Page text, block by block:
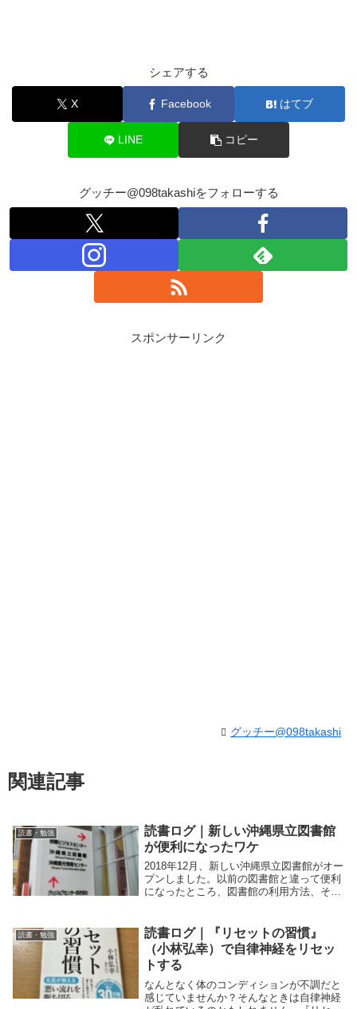
シェアする
X Facebook はてブ
LINE コピー
グッチー@098takashiをフォローする
スポンサーリンク
グッチー@098takashi
関連記事
読書・勉強
読書ログ｜新しい沖縄県立図書館
が便利になったワケ
2018年12月、新しい沖縄県立図書館がオー
プンしました。以前の図書館と違って便利
になったところ、図書館の利用方法、そし
読書・勉強
読書ログ｜『リセットの習慣』
（小林弘幸）で自律神経をリセッ
トする
なんとなく体のコンディションが不調だと
感じていませんか？そんなときは自律神経